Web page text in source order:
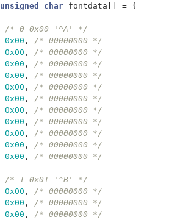
unsigned char fontdata = {
/* 0 0x00 '^A' */
0x00 ,
/* 00000000 */
0x00 ,
/* 00000000 */
0x00 ,
/* 00000000 */
0x00 ,
/* 00000000 */
0x00 ,
/* 00000000 */
0x00 ,
/* 00000000 */
0x00 ,
/* 00000000 */
0x00 ,
/* 00000000 */
0x00 ,
/* 00000000 */
0x00 ,
/* 00000000 */
0x00 , /* 00000000 */
/* 1 0x01 '^B' */
0x00 ,
/* 00000000 */
0x00 ,
/* 00000000 */
0x00 ,
/* 00000000 */